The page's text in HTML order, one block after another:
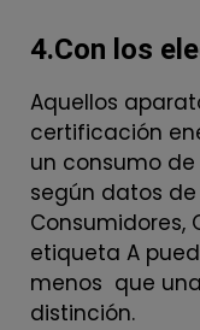
4.Con los
Aquellos
certificación
un consumo
según datos
Consumidores,
etiqueta A
menos que
distinción.